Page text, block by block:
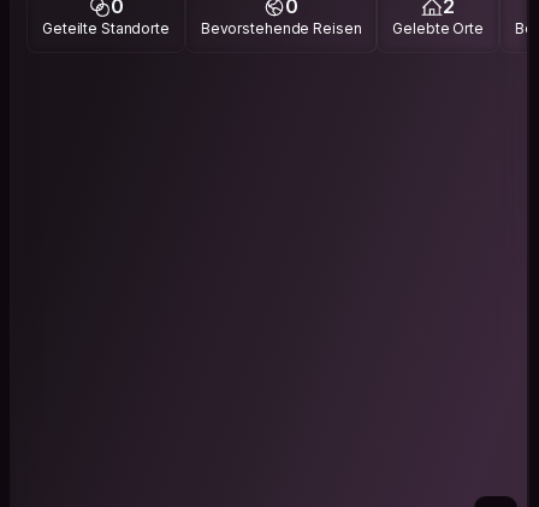
0
Geteilte Standorte
0
Bevorstehende Reisen
2
Gelebte Orte